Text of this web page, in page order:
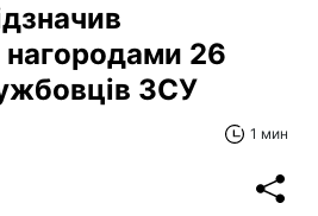
26
ЗСУ
1 мин